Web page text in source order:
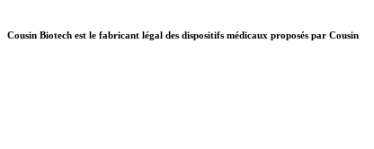
au
Cousin Biotech est le fabricant légal des dispositifs médicaux proposés par Cousin